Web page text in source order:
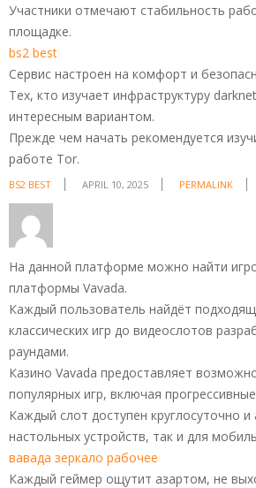
Участники отмечают стабильность
площадке.
bs2 best
Сервис настроен на комфорт и
Тех, кто изучает инфраструктуру
интересным вариантом.
Прежде чем начать рекомендуется
работе Tor.
BS2 BEST APRIL 10, 2025 PERMALINK
На данной платформе можно найти
платформы Vavada.
Каждый пользователь найдёт
классических игр до видеослотов
раундами.
Казино Vavada предоставляет
популярных игр, включая
Каждый слот доступен круглосуточно и
настольных устройств, так и для
вавада зеркало рабочее
Каждый геймер ощутит азартом, не